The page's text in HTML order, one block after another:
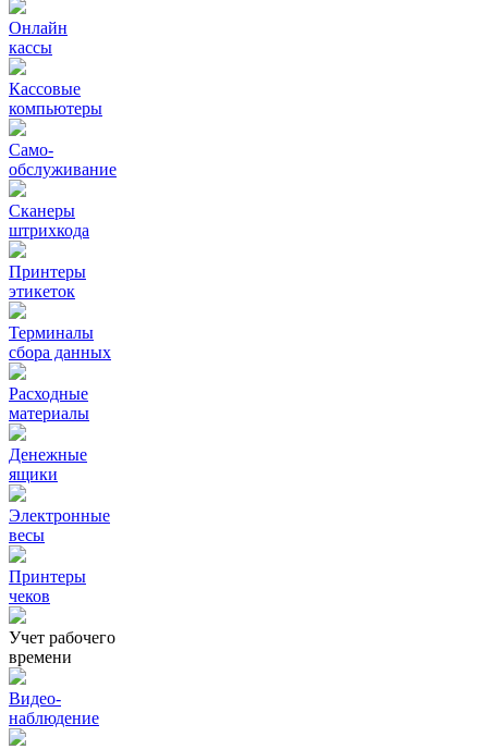
Онлайн
кассы
Кассовые
компьютеры
Само-
обслуживание
Сканеры
штрихкода
Принтеры
этикеток
Терминалы
сбора данных
Расходные
материалы
Денежные
ящики
Электронные
весы
Принтеры
чеков
Учет рабочего
времени
Видео‑
наблюдение